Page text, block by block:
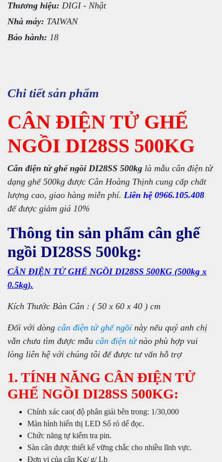
Thương hiệu: DIGI - Nhật
Nhà máy: TAIWAN
Bảo hành: 18
Chi tiết sản phẩm
CÂN ĐIỆN TỬ GHẾ
NGỒI DI28SS 500KG
Cân điện tử ghế ngồi DI28SS 500kg là mẫu cân điện tử
dạng ghế 500kg được Cân Hoàng Thịnh cung cấp chất
lượng cao, giao hàng miễn phí. Liên hệ 0966.105.408
để được giảm giá 10%
Thông tin sản phẩm cân ghế
ngồi DI28SS 500kg:
CÂN ĐIỆN TỬ GHẾ NGỒI DI28SS 500KG (500kg x
0.5kg).
Kích Thước Bàn Cân : ( 50 x 60 x 40 ) cm
Đối với dòng cân điện tử ghế ngồi này nếu quý anh chị
vẫn chưa tìm được mẫu cân điện tửnào phù hợp vui
lòng liên hệ với chúng tôi để được tư vấn hỗ trợ
1. TÍNH NĂNG CÂN ĐIỆN TỬ
GHẾ NGỒI DI28SS 500KG:
Chính xác cao( độ phân giải bên trong: 1/30,000
Màn hình hiển thị LED Số rỏ dể đọc.
Chức năng tự kiểm tra pin.
Sàn cân được thiết kế vững chắc cho nhiều lĩnh vực.
Đơn vị của cân Kg/ g/ Lb